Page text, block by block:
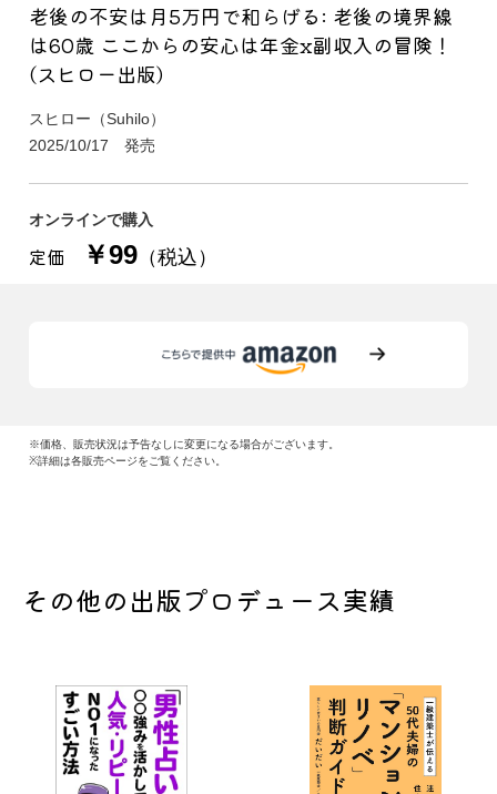
老後の不安は月5万円で和らげる: 老後の境界線
は60歳 ここからの安心は年金x副収入の冒険！
(スヒロー出版)
スヒロー（Suhilo）
2025/10/17 発売
オンラインで購入
定価 ￥99 （税込）
※価格、販売状況は予告なしに変更になる場合がございます。
※詳細は各販売ページをご覧ください。
その他の出版プロデュース実績